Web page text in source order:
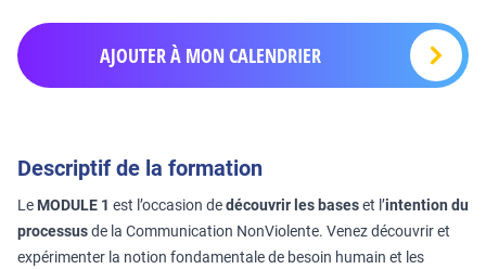
AJOUTER À MON CALENDRIER
Descriptif de la formation
Le MODULE 1 est l’occasion dedécouvrir les baseset l’intention du
processusde la Communication NonViolente. Venez découvrir et
expérimenter la notion fondamentale de besoin humain et les